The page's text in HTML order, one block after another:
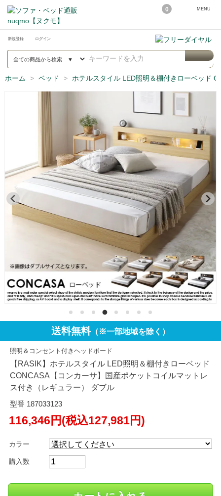
0 MENU
新規登録 ログイン
ホーム ベッド ホテルスタイル LED照明＆棚付きローベッド
送料無料（※一部地域を除く）
照明＆コンセント付きヘッドボード
【RASIK】ホテルスタイル LED照明＆棚付きローベッド
CONCASA【コンカーサ】国産ポケットコイルマットレ
ス付き（レギュラー） ダブル
型番 187033123
116,346円(税込127,981円)
カラー
購入数